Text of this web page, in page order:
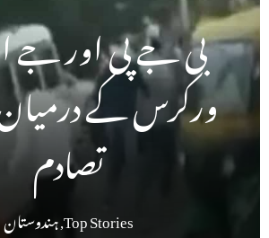
بی جے پی اور
ورکرس کے درمیان
تصادم
Top Stories
,ہندوستان